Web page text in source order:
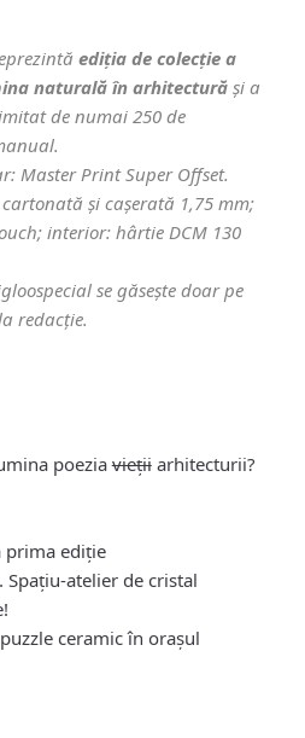
ediția de colecție a
naturală în arhitectură și a
de numai 250 de
Master Print Super Offset.
și cașerată 1,75 mm;
interior: hârtie DCM 130
se găsește doar pe
redacție.
poeziaviețiiarhitecturii?
prima ediție
Spațiu-atelier de cristal
ceramic în orașul